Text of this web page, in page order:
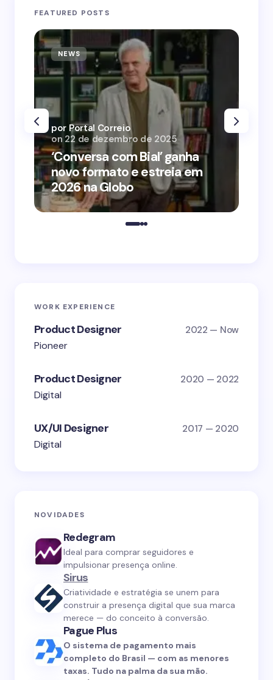
FEATURED POSTS
NEWS
‘Conversa com Bial’ ganha
novo formato e estreia em
2026 na Globo
por Portal Correio
on 22 de dezembro de 2025
WORK EXPERIENCE
Product Designer 2022 — Now
Pioneer
Product Designer 2020 — 2022
Digital
UX/UI Designer 2017 — 2020
Digital
NOVIDADES
Redegram
Ideal para comprar seguidores e
impulsionar presença online.
Sirus
Criatividade e estratégia se unem para
construir a presença digital que sua marca
merece — do conceito à conversão.
Pague Plus
O sistema de pagamento mais
completo do Brasil — com as menores
taxas. Tudo na palma da sua mão.